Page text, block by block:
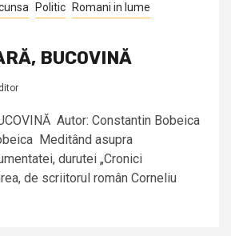
Politic
Romani in lume
BUCOVINĂ
Autor: Constantin Bobeica
Meditând asupra
durutei „Cronici
de scriitorul român Corneliu